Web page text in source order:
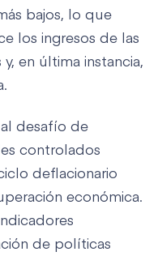
bajos, lo que
los ingresos de las
en última instancia,
al desafío de
controlados
deflacionario
económica.
de políticas